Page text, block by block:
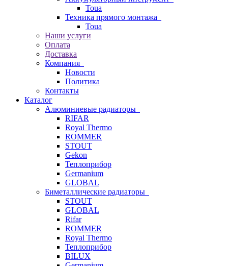
Toua
Техника прямого монтажа
Toua
Наши услуги
Оплата
Доставка
Компания
Новости
Политика
Контакты
Каталог
Алюминиевые радиаторы
RIFAR
Royal Thermo
ROMMER
STOUT
Gekon
Теплоприбор
Germanium
GLOBAL
Биметаллические радиаторы
STOUT
GLOBAL
Rifar
ROMMER
Royal Thermo
Теплоприбор
BILUX